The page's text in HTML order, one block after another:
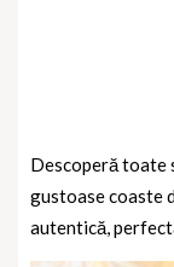
Descoperă toate
gustoase coaste
autentică,